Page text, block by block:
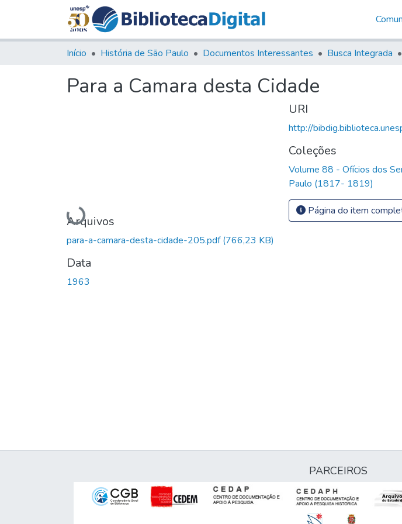
Início História de São Paulo Documentos Interessantes Busca Integrada
Para a Camara desta Cidade
Carregando...
Arquivos
para-a-camara-desta-cidade-205.pdf(766,23 KB)
Data
1963
URI
http://
Coleções
Volume 88 - Ofícios dos
Paulo (1817- 1819)
Página do item
PARCEIROS